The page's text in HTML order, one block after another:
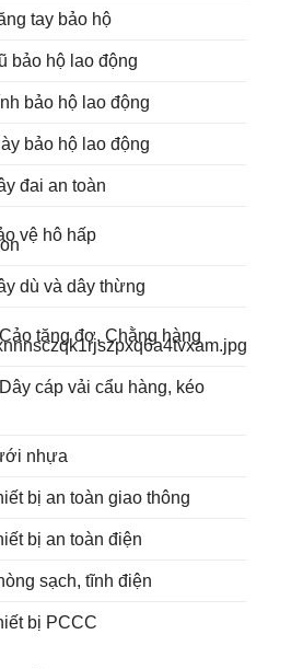
tay bảo hộ
bảo hộ lao động
bảo hộ lao động
bảo hộ lao động
đai an toàn
vệ hô hấp
dù và dây thừng
Cảo tăng đơ, Chằng hàng
Dây cáp vải cẩu hàng, kéo
nhựa
bị an toàn giao thông
bị an toàn điện
sạch, tĩnh điện
bị PCCC